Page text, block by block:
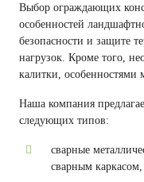
Выбор ограждающих
особенностей
безопасности и защите
нагрузок. Кроме того,
калитки, особенностями
Наша компания
следующих типов:
сварные
сварным